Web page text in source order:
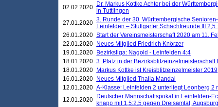
02.02.2020
Dr. Markus Kottke Achter bei der
in Tuttlingen
27.01.2020 3. Runde der 30. Württembergische
Leinfelden – Stuttgarter Schachfreunde III 2,5
26.01.2020 Start der Vereinsmeisterschaft 2020 am 11.
22.01.2020
Neues Mitglied Friedrich Knörzer
19.01.2020
Bezirksliga: Nagold - Leinfelden 4:4
18.01.2020 3. Platz in der Bezirksblitzeinzelmeisterschaft
18.01.2020
Markus Kottke ist Kreisblitzeinzelmeister 2019
16.01.2020
Neues Mitglied Thalia Mandal
12.01.2020 A-Klasse: Leinfelden 2 unterliegt Leonberg 2
12.01.2020
Deutscher Mannschaftspokal in Leinfelden-
knapp mit 1,5:2,5 gegen Dreisamtal,